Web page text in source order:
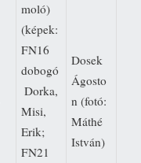
moló)
(képek:
FN16
dobogó
 Dorka,
Misi,
Erik;
FN21
Dosek
Ágosto
n (fotó:
Máthé
István)